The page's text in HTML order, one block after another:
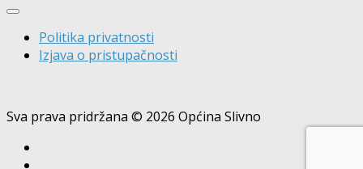
Politika privatnosti
Izjava o pristupačnosti
Sva prava pridržana © 2026 Općina Slivno